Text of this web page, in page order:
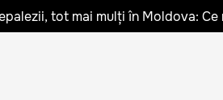
tot mai mulți în Moldova: